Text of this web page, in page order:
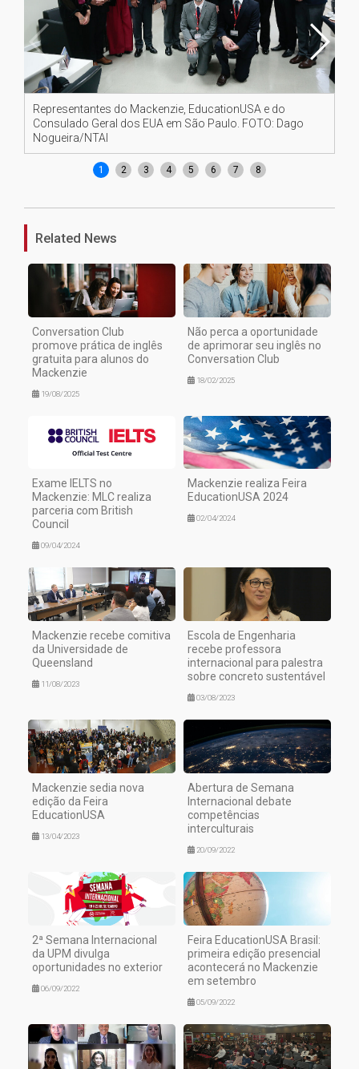
Representantes do Mackenzie, EducationUSA e do
Consulado Geral dos EUA em São Paulo. FOTO: Dago
Nogueira/NTAI
1 2 3 4 5 6 7 8
Related News
Conversation Club
promove prática de inglês
gratuita para alunos do
Mackenzie
19/08/2025
Não perca a oportunidade
de aprimorar seu inglês no
Conversation Club
18/02/2025
Exame IELTS no
Mackenzie: MLC realiza
parceria com British
Council
09/04/2024
Mackenzie realiza Feira
EducationUSA 2024
02/04/2024
Mackenzie recebe comitiva
da Universidade de
Queensland
11/08/2023
Escola de Engenharia
recebe professora
internacional para palestra
sobre concreto sustentável
03/08/2023
Mackenzie sedia nova
edição da Feira
EducationUSA
13/04/2023
Abertura de Semana
Internacional debate
competências
interculturais
20/09/2022
2ª Semana Internacional
da UPM divulga
oportunidades no exterior
06/09/2022
Feira EducationUSA Brasil:
primeira edição presencial
acontecerá no Mackenzie
em setembro
05/09/2022